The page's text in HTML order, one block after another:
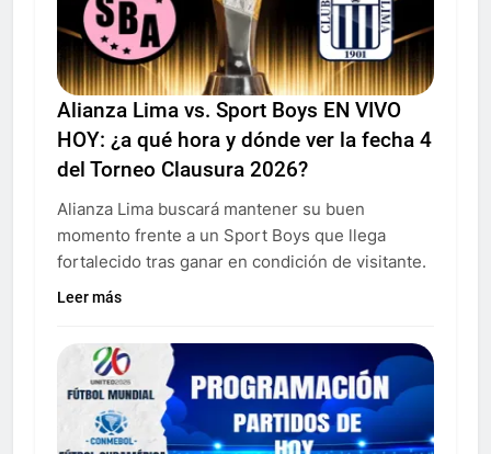
Alianza Lima vs. Sport Boys EN VIVO
HOY: ¿a qué hora y dónde ver la fecha 4
del Torneo Clausura 2026?
Alianza Lima buscará mantener su buen
momento frente a un Sport Boys que llega
fortalecido tras ganar en condición de visitante.
Leer más